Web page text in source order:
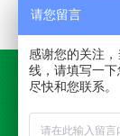
请您留言
感谢您的关注
线，请填写一
尽快和您联系。